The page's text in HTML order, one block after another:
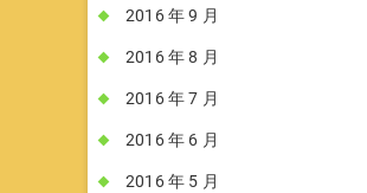
2016 年 9 月
2016 年 8 月
2016 年 7 月
2016 年 6 月
2016 年 5 月